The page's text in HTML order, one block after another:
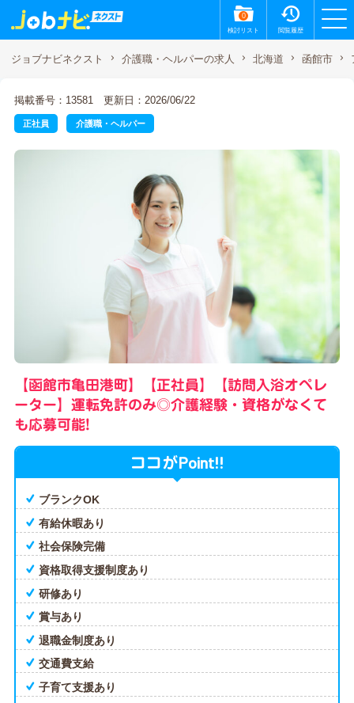
0
検討リスト 閲覧履歴
ジョブナビネクスト 介護職・ヘルパーの求人 北海道 函館市
掲載番号：13581 更新日：2026/06/22
正社員 介護職・ヘルパー
【函館市亀田港町】【正社員】【訪問入浴オペレ
ーター】運転免許のみ◎介護経験・資格がなくて
も応募可能!
ココがPoint!!
ブランクOK
有給休暇あり
社会保険完備
資格取得支援制度あり
研修あり
賞与あり
退職金制度あり
交通費支給
子育て支援あり